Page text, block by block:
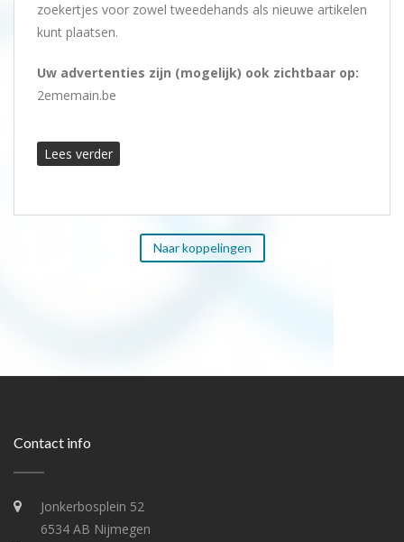
zoekertjes voor zowel tweedehands als nieuwe artikelen
kunt plaatsen.
Uw advertenties zijn (mogelijk) ook zichtbaar op:
2ememain.be
Lees verder
Naar koppelingen
Contact info
Jonkerbosplein 52
6534 AB Nijmegen